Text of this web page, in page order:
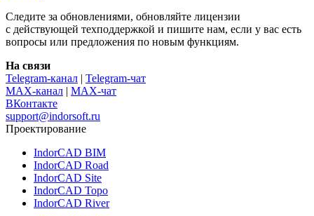
Следите за обновлениями, обновляйте лицензии
с действующей техподдержкой и пишите нам, если у вас есть
вопросы или предложения по новым функциям.
На связи
Telegram-канал | Telegram-чат
MAX-канал | MAX-чат
ВКонтакте
support@indorsoft.ru
Проектирование
IndorCAD BIM
IndorCAD Road
IndorCAD Site
IndorCAD Topo
IndorCAD River